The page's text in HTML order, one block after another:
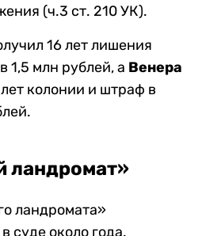
(ч.3 ст. 210 УК).
16 лет лишения
1,5 млн рублей, а Венера
колонии и штраф в
ландромат»
ландромата»
суде около года.